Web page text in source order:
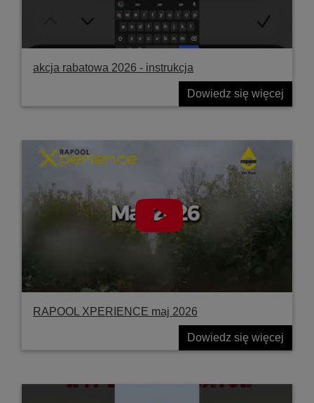
akcja rabatowa 2026 - instrukcja
Dowiedz się więcej
RAPOOL XPERIENCE maj 2026
Dowiedz się więcej